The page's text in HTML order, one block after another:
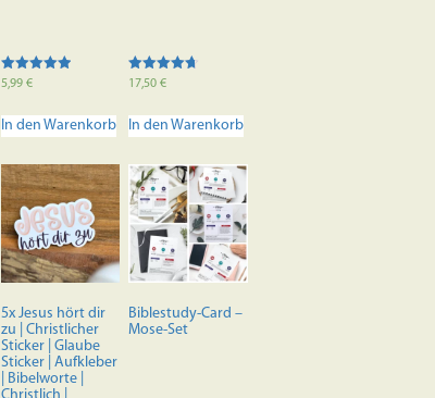
Bewertet mit
5,99 €
In den Warenkorb
Bewertet
von 5
17,50€
In den Warenkorb
5x Jesus hört dir
zu | Christlicher
Sticker | Glaube
Sticker | Aufkleber
| Bibelworte |
Biblestudy-Card –
Mose-Set